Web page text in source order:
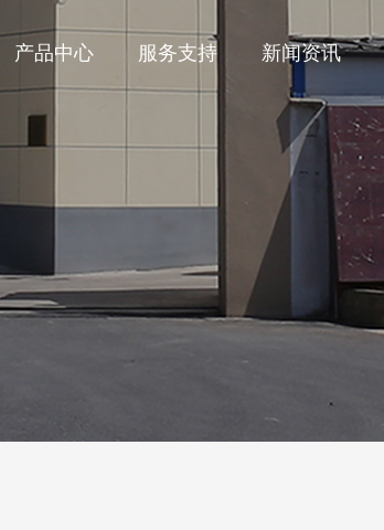
产品中心 服务支持 新闻资讯